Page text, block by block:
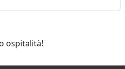
ospitalità!